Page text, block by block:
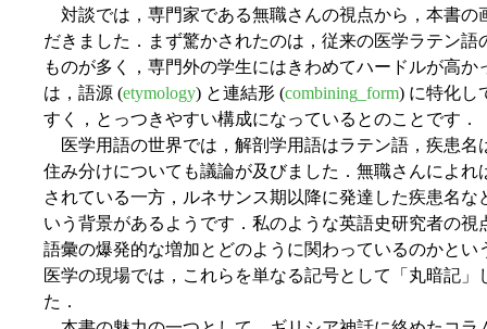
対談では，専門家である無職さんの視点から，本書の
だきました．まず驚かされたのは，従来の医学ラテン
ものが多く，専門外の学生にはきわめてハードルが高
は，語源 (etymology) と連結形 (combining_form) に特化し
すく，とっつきやすい構成になっているとのことです．
医学用語の世界では，解剖学用語はラテン語，疾患名
住み分けについても議論が及びました．無職さんによ
されている一方，ルネサンス期以降に発達した疾患名
いう背景があるようです．私のような英語史研究者の
語彙の爆発的な増加とどのように関わっているのかと
医学の現場では，これらを単なる記号として「丸暗記
た．